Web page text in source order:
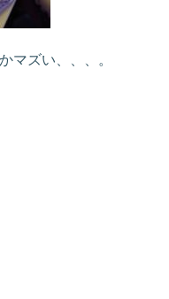
マズい、、、。